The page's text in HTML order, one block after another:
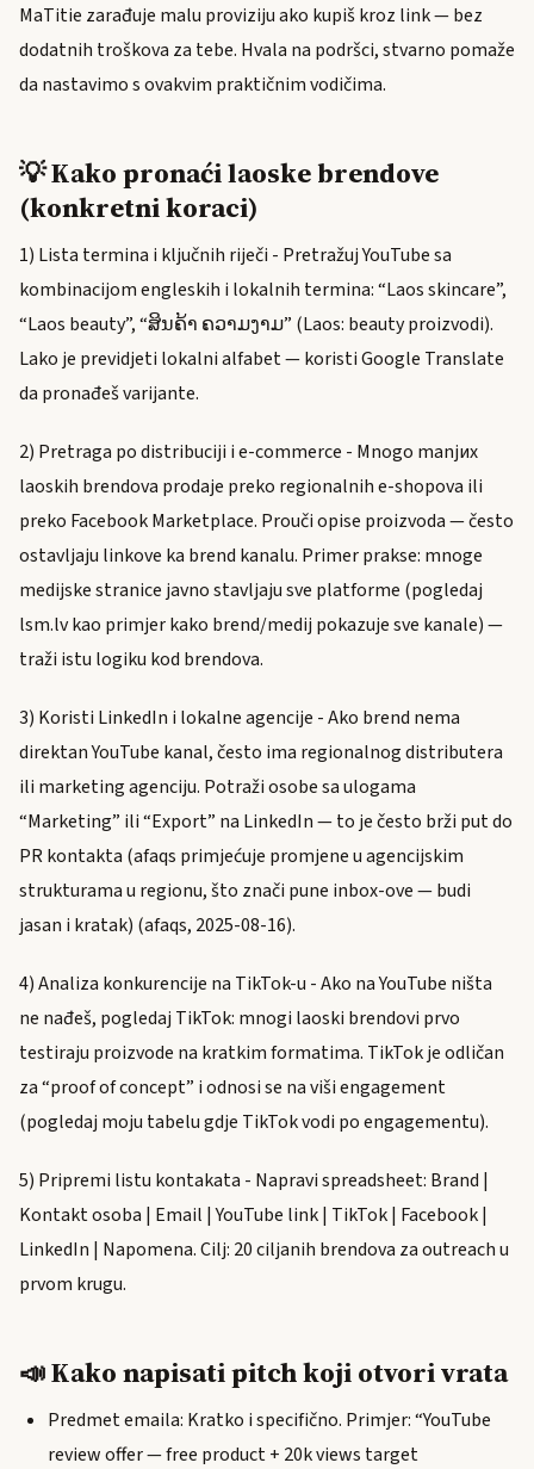
MaTitie zarađuje malu proviziju ako kupiš kroz link — bez
dodatnih troškova za tebe. Hvala na podršci, stvarno pomaže
da nastavimo s ovakvim praktičnim vodičima.
💡 Kako pronaći laoske brendove
(konkretni koraci)
1) Lista termina i ključnih riječi - Pretražuj YouTube sa
kombinacijom engleskih i lokalnih termina: “Laos skincare”,
“Laos beauty”, “ສິນຄ້າ ຄວາມງາມ” (Laos: beauty proizvodi).
Lako je previdjeti lokalni alfabet — koristi Google Translate
da pronađeš varijante.
2) Pretraga po distribuciji i e-commerce - Mnogo manjих
laoskih brendova prodaje preko regionalnih e-shopova ili
preko Facebook Marketplace. Prouči opise proizvoda — često
ostavljaju linkove ka brend kanalu. Primer prakse: mnoge
medijske stranice javno stavljaju sve platforme (pogledaj
lsm.lv kao primjer kako brend/medij pokazuje sve kanale) —
traži istu logiku kod brendova.
3) Koristi LinkedIn i lokalne agencije - Ako brend nema
direktan YouTube kanal, često ima regionalnog distributera
ili marketing agenciju. Potraži osobe sa ulogama
“Marketing” ili “Export” na LinkedIn — to je često brži put do
PR kontakta (afaqs primjećuje promjene u agencijskim
strukturama u regionu, što znači pune inbox-ove — budi
jasan i kratak) (afaqs, 2025-08-16).
4) Analiza konkurencije na TikTok-u - Ako na YouTube ništa
ne nađeš, pogledaj TikTok: mnogi laoski brendovi prvo
testiraju proizvode na kratkim formatima. TikTok je odličan
za “proof of concept” i odnosi se na viši engagement
(pogledaj moju tabelu gdje TikTok vodi po engagementu).
5) Pripremi listu kontakata - Napravi spreadsheet: Brand |
Kontakt osoba | Email | YouTube link | TikTok | Facebook |
LinkedIn | Napomena. Cilj: 20 ciljanih brendova za outreach u
prvom krugu.
📣 Kako napisati pitch koji otvori vrata
Predmet emaila: Kratko i specifično. Primjer: “YouTube
review offer — free product + 20k views target